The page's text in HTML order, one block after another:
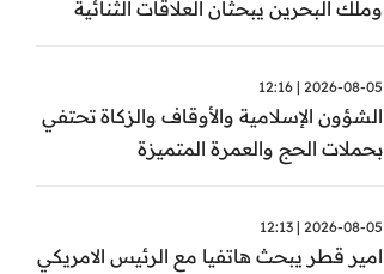
وملك البحرين يبحثان العلاقات الثنائية
وتطورات الأوضاع الإقليمية
2026-08-05 | 12:16
الشؤون الإسلامية والأوقاف والزكاة تحتفي
بحملات الحج والعمرة المتميزة
2026-08-05 | 12:13
امير قطر يبحث هاتفيا مع الرئيس الامريكي